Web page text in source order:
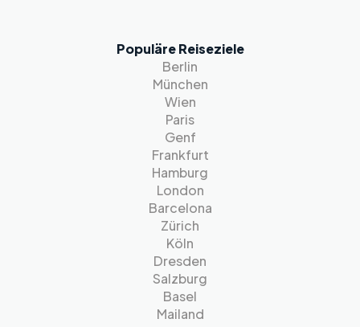
Populäre Reiseziele
Berlin
München
Wien
Paris
Genf
Frankfurt
Hamburg
London
Barcelona
Zürich
Köln
Dresden
Salzburg
Basel
Mailand